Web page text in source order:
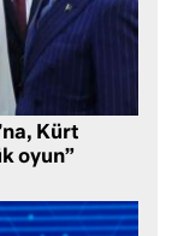
Kürt
oyun”